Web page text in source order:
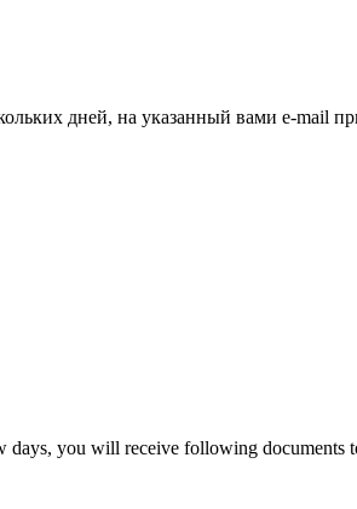
дней, на указанный вами e-mail
days, you will receive following documents